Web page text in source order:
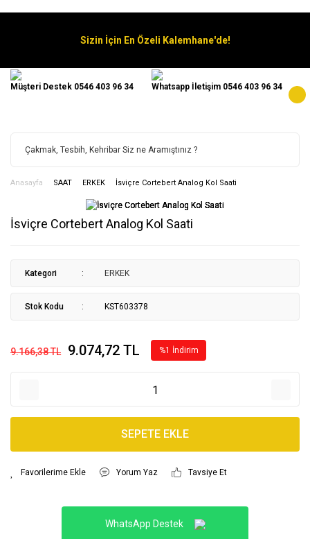
Sizin İçin En Özeli Kalemhane'de!
Müşteri Destek 0546 403 96 34 Whatsapp İletişim 0546 403 96 34
Anasayfa SAAT ERKEK İsviçre Cortebert Analog Kol Saati
İsviçre Cortebert Analog Kol Saati
Kategori ERKEK
Stok Kodu KST603378
9.166,38 TL 9.074,72 TL %1 İndirim
SEPETE EKLE
Yorum Yaz Tavsiye Et
WhatsApp Destek